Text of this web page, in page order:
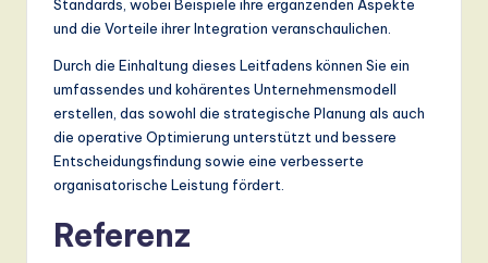
Standards, wobei Beispiele ihre ergänzenden Aspekte
und die Vorteile ihrer Integration veranschaulichen.
Durch die Einhaltung dieses Leitfadens können Sie ein
umfassendes und kohärentes Unternehmensmodell
erstellen, das sowohl die strategische Planung als auch
die operative Optimierung unterstützt und bessere
Entscheidungsfindung sowie eine verbesserte
organisatorische Leistung fördert.
Referenz